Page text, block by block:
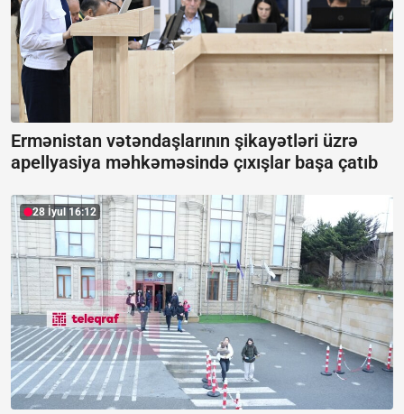
Ermənistan vətəndaşlarının şikayətləri üzrə
apellyasiya məhkəməsində çıxışlar başa çatıb
28 İyul 16:12